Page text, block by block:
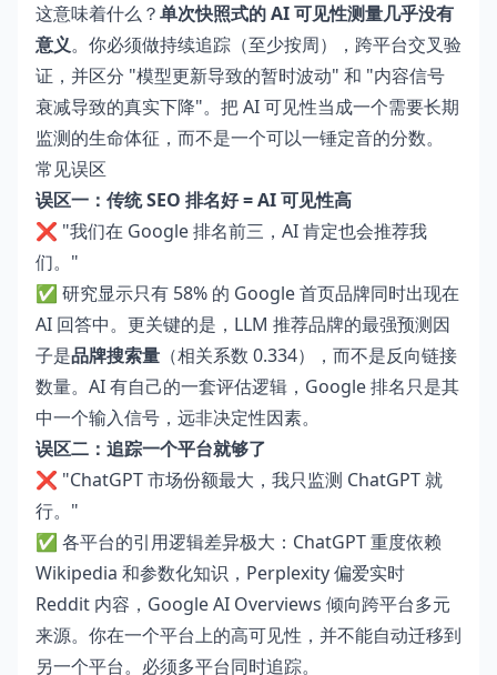
这意味着什么？单次快照式的 AI 可见性测量几乎没有
意义。你必须做持续追踪（至少按周），跨平台交叉验
证，并区分 "模型更新导致的暂时波动" 和 "内容信号
衰减导致的真实下降"。把 AI 可见性当成一个需要长期
监测的生命体征，而不是一个可以一锤定音的分数。
常见误区
误区一：传统 SEO 排名好 = AI 可见性高
❌ "我们在 Google 排名前三，AI 肯定也会推荐我
们。"
✅ 研究显示只有 58% 的 Google 首页品牌同时出现在
AI 回答中。更关键的是，LLM 推荐品牌的最强预测因
子是品牌搜索量 （相关系数 0.334），而不是反向链接
数量。AI 有自己的一套评估逻辑，Google 排名只是其
中一个输入信号，远非决定性因素。
误区二：追踪一个平台就够了
❌ "ChatGPT 市场份额最大，我只监测 ChatGPT 就
行。"
✅ 各平台的引用逻辑差异极大：ChatGPT 重度依赖
Wikipedia 和参数化知识，Perplexity 偏爱实时
Reddit 内容，Google AI Overviews 倾向跨平台多元
来源。你在一个平台上的高可见性，并不能自动迁移到
另一个平台。必须多平台同时追踪。